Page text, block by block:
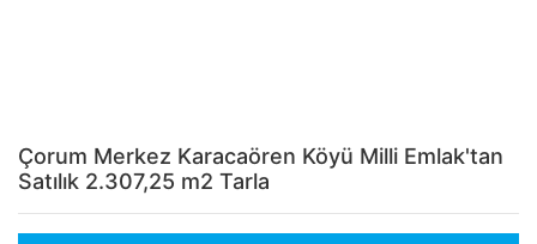
Çorum Merkez Karacaören Köyü Milli Emlak'tan
Satılık 2.307,25 m2 Tarla